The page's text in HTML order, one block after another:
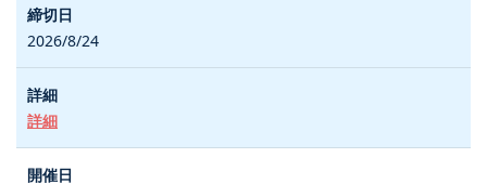
2026/8/24
詳細